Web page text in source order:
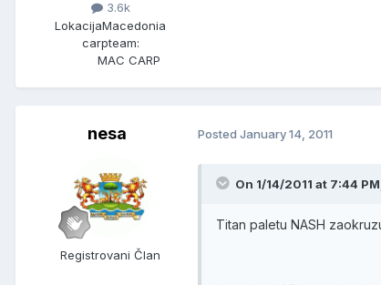
3.6k
LokacijaMacedonia
carpteam:
MAC CARP
nesa
Registrovani Član
Posted January 14, 2011
On 1/14/2011 at 7:44
Titan paletu NASH